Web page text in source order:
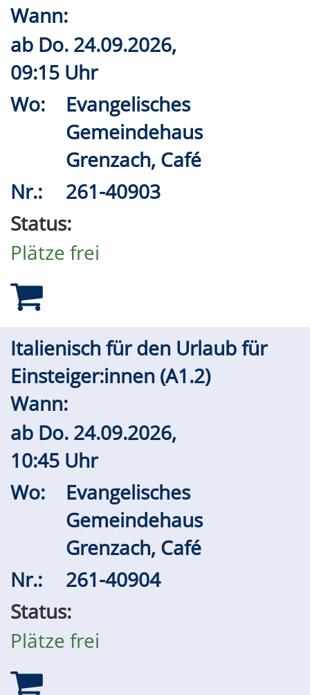
Wann:
ab Do. 24.09.2026,
09:15 Uhr
Wo:
Evangelisches
Gemeindehaus
Grenzach, Café
Nr.:
261-40903
Status:
Plätze frei
Italienisch für den Urlaub für
Einsteiger:innen (A1.2)
Wann:
ab Do. 24.09.2026,
10:45 Uhr
Wo:
Evangelisches
Gemeindehaus
Grenzach, Café
Nr.:
261-40904
Status:
Plätze frei